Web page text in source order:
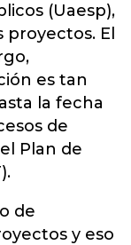
(Uaesp),
proyectos. El
es tan
la fecha
de
Plan de
de
y eso